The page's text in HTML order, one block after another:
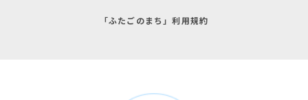
「ふたごのまち」利用規約